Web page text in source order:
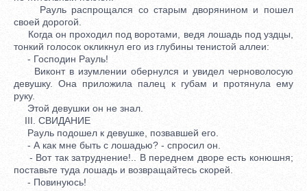
Рауль распрощался со старым дворянином и пошел
своей дорогой.
Когда он проходил под воротами, ведя лошадь под уздцы,
тонкий голосок окликнул его из глубины тенистой аллеи:
- Господин Рауль!
Виконт в изумлении обернулся и увидел черноволосую
девушку. Она приложила палец к губам и протянула ему
руку.
Этой девушки он не знал.
III. СВИДАНИЕ
Рауль подошел к девушке, позвавшей его.
- А как мне быть с лошадью? - спросил он.
- Вот так затруднение!.. В переднем дворе есть конюшня;
поставьте туда лошадь и возвращайтесь скорей.
- Повинуюсь!